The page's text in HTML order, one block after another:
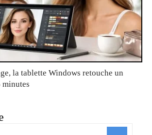
la tablette Windows retouche un
minutes